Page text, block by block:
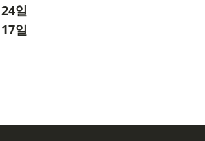
일
일